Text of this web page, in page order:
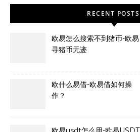
RECENT POSTS
欧易怎么搜索不到猪币-欧易
寻猪币无迹
欧什么易借-欧易借如何操
作？